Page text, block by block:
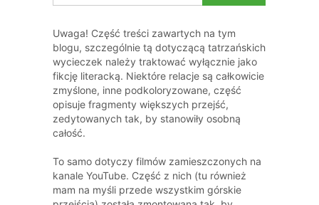
Uwaga! Część treści zawartych na tym
blogu, szczególnie tą dotyczącą tatrzańskich
wycieczek należy traktować wyłącznie jako
fikcję literacką. Niektóre relacje są całkowicie
zmyślone, inne podkoloryzowane, część
opisuje fragmenty większych przejść,
zedytowanych tak, by stanowiły osobną
całość.
To samo dotyczy filmów zamieszczonych na
kanale YouTube. Część z nich (tu również
mam na myśli przede wszystkim górskie